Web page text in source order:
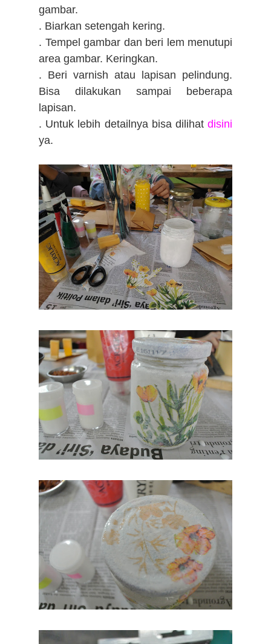
gambar.
. Biarkan setengah kering.
. Tempel gambar dan beri lem menutupi
area gambar. Keringkan.
. Beri varnish atau lapisan pelindung.
Bisa dilakukan sampai beberapa
lapisan.
. Untuk lebih detailnya bisa dilihat disini
ya.